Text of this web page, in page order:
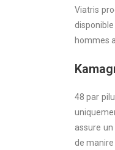
Viatris
hommes
48 par
assure
de